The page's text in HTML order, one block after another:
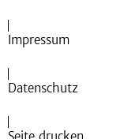
Impressum
Datenschutz
Seite drucken